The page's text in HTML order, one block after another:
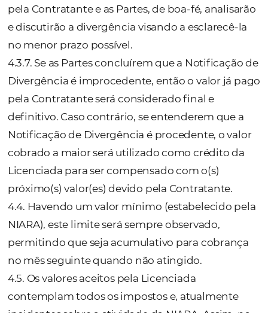
perdas e danos decorrentes do ato quer
culpa ou dolo do Contratante, devendo o
ressarcimento ser pago no prazo máximo
(trinta) dias após notificação da NIARA.
c)Intermediação de Serviços Turísticos
3.22. A NIARA por intermédio de sua
também disponibiliza serviços turísticos
(“intermediação”), dentre eles, mas não
exclusivamente, os hotéis, outras empresas
hospedagem, companhias aéreas,
transfer e transporte em geral, locadoras de
veículos e quaisquer outros fornecedores de
serviços, doravante que permitam uma
opções de realização de reservas para